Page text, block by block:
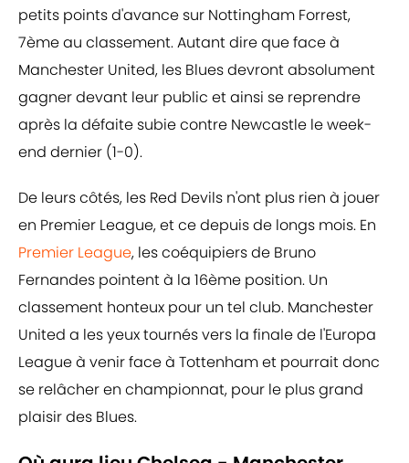
petits points d'avance sur Nottingham Forrest,
7ème au classement. Autant dire que face à
Manchester United, les Blues devront absolument
gagner devant leur public et ainsi se reprendre
après la défaite subie contre Newcastle le week-
end dernier (1-0).
De leurs côtés, les Red Devils n'ont plus rien à jouer
en Premier League, et ce depuis de longs mois. En
Premier League, les coéquipiers de Bruno
Fernandes pointent à la 16ème position. Un
classement honteux pour un tel club. Manchester
United a les yeux tournés vers la finale de l'Europa
League à venir face à Tottenham et pourrait donc
se relâcher en championnat, pour le plus grand
plaisir des Blues.